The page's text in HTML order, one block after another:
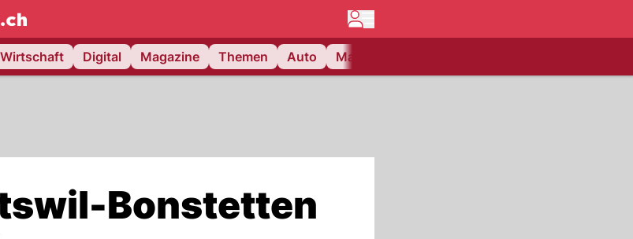
Wirtschaft Digital Magazine Themen Auto Matchcenter
Bonstetten